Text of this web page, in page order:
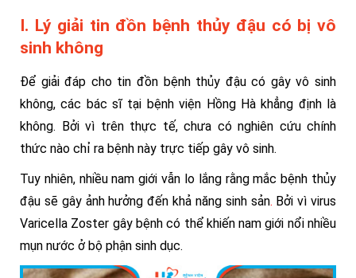
I. Lý giải tin đồn bệnh thủy đậu có bị vô
sinh không
Để giải đáp cho tin đồn bệnh thủy đậu có gây vô sinh
không, các bác sĩ tại bệnh viện Hồng Hà khẳng định là
không. Bởi vì trên thực tế, chưa có nghiên cứu chính
thức nào chỉ ra bệnh này trực tiếp gây vô sinh.
Tuy nhiên, nhiều nam giới vẫn lo lắng rằng mắc bệnh thủy
đậu sẽ gây ảnh hưởng đến khả năng sinh sản. Bởi vì virus
Varicella Zoster gây bệnh có thể khiến nam giới nổi nhiều
mụn nước ở bộ phận sinh dục.